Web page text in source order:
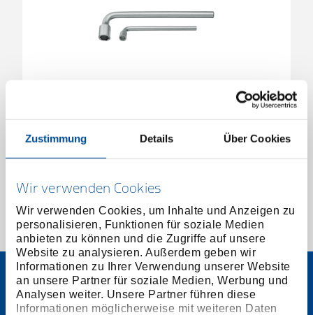
Zustimmung Details Über Cookies
Wir verwenden Cookies
Wir verwenden Cookies, um Inhalte und Anzeigen zu
personalisieren, Funktionen für soziale Medien
anbieten zu können und die Zugriffe auf unsere
Website zu analysieren. Außerdem geben wir
Informationen zu Ihrer Verwendung unserer Website
an unsere Partner für soziale Medien, Werbung und
Analysen weiter. Unsere Partner führen diese
Informationen möglicherweise mit weiteren Daten
Steckschlüssel extra tief 6-kant 13 mm
6188530 /
Preis auf Anfrage
1 von 1